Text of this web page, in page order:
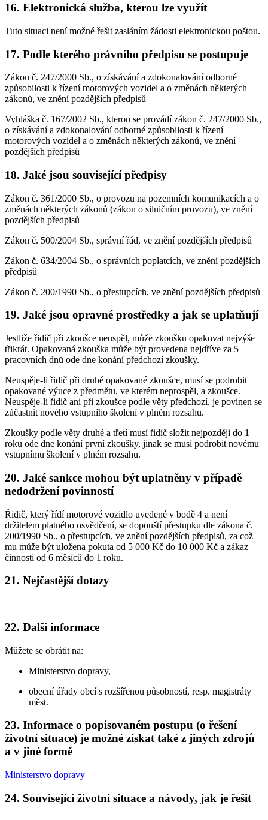
16. Elektronická služba, kterou lze využít
Tuto situaci není možné řešit zasláním žádosti elektronickou poštou.
17. Podle kterého právního předpisu se postupuje
Zákon č. 247/2000 Sb., o získávání a zdokonalování odborné
způsobilosti k řízení motorových vozidel a o změnách některých
zákonů, ve znění pozdějších předpisů
Vyhláška č. 167/2002 Sb., kterou se provádí zákon č. 247/2000 Sb.,
o získávání a zdokonalování odborné způsobilosti k řízení
motorových vozidel a o změnách některých zákonů, ve znění
pozdějších předpisů
18. Jaké jsou související předpisy
Zákon č. 361/2000 Sb., o provozu na pozemních komunikacích a o
změnách některých zákonů (zákon o silničním provozu), ve znění
pozdějších předpisů
Zákon č. 500/2004 Sb., správní řád, ve znění pozdějších předpisů
Zákon č. 634/2004 Sb., o správních poplatcích, ve znění pozdějších
předpisů
Zákon č. 200/1990 Sb., o přestupcích, ve znění pozdějších předpisů
19. Jaké jsou opravné prostředky a jak se uplatňují
Jestliže řidič při zkoušce neuspěl, může zkoušku opakovat nejvýše
třikrát. Opakovaná zkouška může být provedena nejdříve za 5
pracovních dnů ode dne konání předchozí zkoušky.
Neuspěje-li řidič při druhé opakované zkoušce, musí se podrobit
opakované výuce z předmětu, ve kterém neprospěl, a zkoušce.
Neuspěje-li řidič ani při zkoušce podle věty předchozí, je povinen se
zúčastnit nového vstupního školení v plném rozsahu.
Zkoušky podle věty druhé a třetí musí řidič složit nejpozději do 1
roku ode dne konání první zkoušky, jinak se musí podrobit novému
vstupnímu školení v plném rozsahu.
20. Jaké sankce mohou být uplatněny v případě
nedodržení povinností
Řidič, který řídí motorové vozidlo uvedené v bodě 4 a není
držitelem platného osvědčení, se dopouští přestupku dle zákona č.
200/1990 Sb., o přestupcích, ve znění pozdějších předpisů, za což
mu může být uložena pokuta od 5 000 Kč do 10 000 Kč a zákaz
činnosti od 6 měsíců do 1 roku.
21. Nejčastější dotazy
22. Další informace
Můžete se obrátit na:
Ministerstvo dopravy,
obecní úřady obcí s rozšířenou působností, resp. magistráty
měst.
23. Informace o popisovaném postupu (o řešení
životní situace) je možné získat také z jiných zdrojů
a v jiné formě
Ministerstvo dopravy
24. Související životní situace a návody, jak je řešit